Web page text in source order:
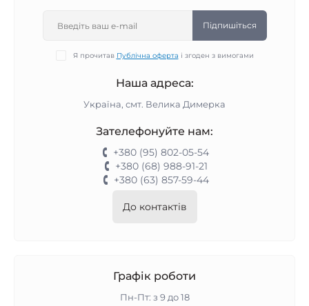
Підпишіться
Я прочитав Публічна оферта і згоден з вимогами
Наша адреса:
Україна, смт. Велика Димерка
Зателефонуйте нам:
+380 (95) 802-05-54
+380 (68) 988-91-21
+380 (63) 857-59-44
До контактів
Графік роботи
Пн-Пт: з 9 до 18